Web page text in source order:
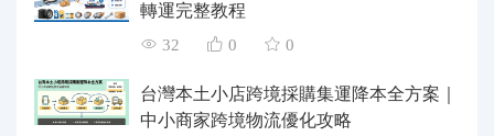
轉運完整教程
32 0 0
台灣本土小店跨境採購集運降本全方案｜
中小商家跨境物流優化攻略